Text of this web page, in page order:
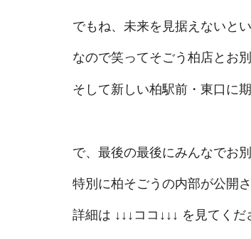
でもね、未来を見据えないと
なので笑ってそごう柏店とお
そして新しい柏駅前・東口に
で、最後の最後にみんなでお
特別に柏そごうの内部が公開
詳細は ↓↓↓ココ↓↓↓ を見てくだ